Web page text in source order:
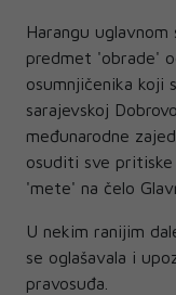
Harangu
predmet 'obrade'
osumnjičenika koji
sarajevskoj
međunarodne
osuditi sve
'mete' na čelo
U nekim ranijim
se oglašavala i
pravosuđa.